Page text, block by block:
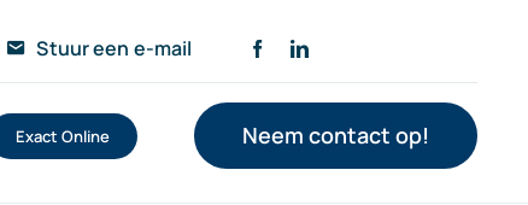
Stuur een e-mail
Exact Online Neem contact op!